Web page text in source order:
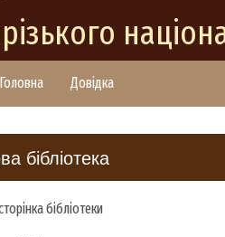
Головна Довідка
бібліотека
бібліотеки